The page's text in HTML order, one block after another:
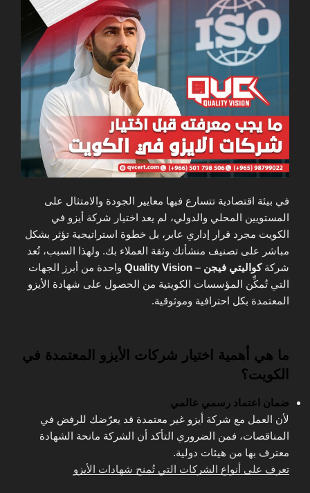
في بيئة اقتصادية تتسارع فيها معايير الجودة والامتثال على
المستويين المحلي والدولي، لم يعد اختيار شركة أيزو في
الكويت مجرد قرار إداري عابر، بل خطوة استراتيجية تؤثر بشكل
مباشر على تصنيف منشأتك وثقة العملاء بك. ولهذا السبب، تُعد
شركةكواليتي فيجن – Quality Vision
واحدة من أبرز الجهات
التي تُمكِّن المؤسسات الكويتية من الحصول على شهادة الأيزو
المعتمدة بكل احترافية وموثوقية.
ما هي أهمية اختيار شركات الأيزو المعتمدة في
الكويت؟
ضمان اعتماد رسمي عالمي
لأن العمل مع شركة أيزو غير معتمدة قد يعرّضك للرفض في
المناقصات، فمن الضروري التأكد أن الشركة مانحة الشهادة
معترف بها من هيئات دولية.
تعرف على أنواع الشركات التي تُمنح شهادات الأيزو